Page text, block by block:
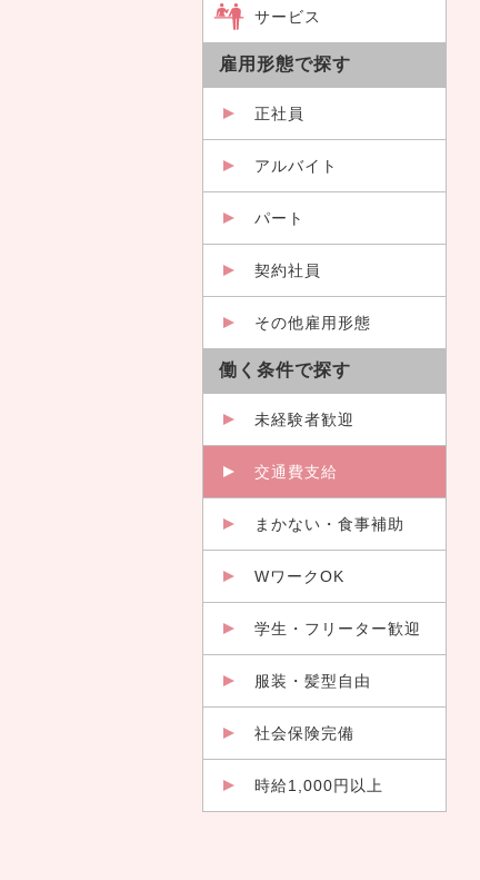
サービス
雇用形態で探す
正社員
アルバイト
パート
契約社員
その他雇用形態
働く条件で探す
未経験者歓迎
交通費支給
まかない・食事補助
WワークOK
学生・フリーター歓迎
服装・髪型自由
社会保険完備
時給1,000円以上